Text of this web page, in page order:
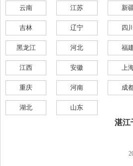
云南 江苏 新
吉林 辽宁 四川
黑龙江 河北 福
江西 安徽 上
重庆 河南 成
湖北 山东
湛江